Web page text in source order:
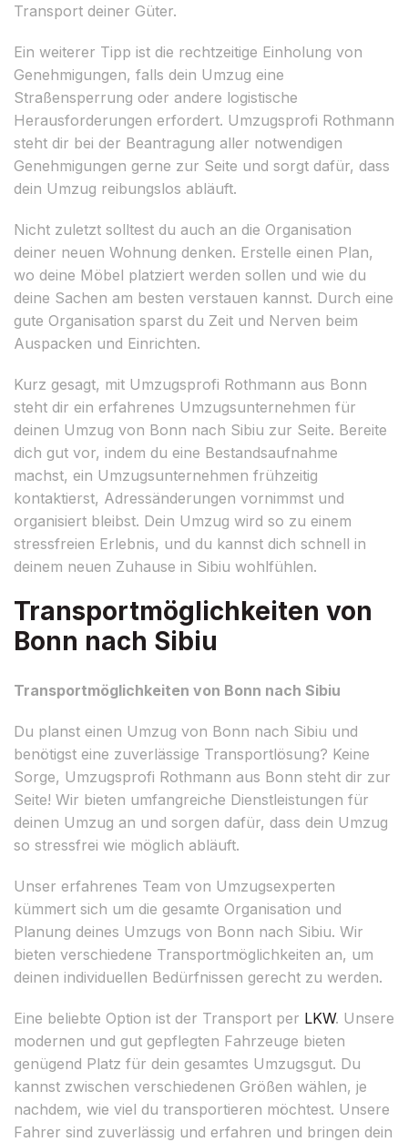
Transport deiner Güter.
Ein weiterer Tipp ist die rechtzeitige Einholung von
Genehmigungen, falls dein Umzug eine
Straßensperrung oder andere logistische
Herausforderungen erfordert. Umzugsprofi Rothmann
steht dir bei der Beantragung aller notwendigen
Genehmigungen gerne zur Seite und sorgt dafür, dass
dein Umzug reibungslos abläuft.
Nicht zuletzt solltest du auch an die Organisation
deiner neuen Wohnung denken. Erstelle einen Plan,
wo deine Möbel platziert werden sollen und wie du
deine Sachen am besten verstauen kannst. Durch eine
gute Organisation sparst du Zeit und Nerven beim
Auspacken und Einrichten.
Kurz gesagt, mit Umzugsprofi Rothmann aus Bonn
steht dir ein erfahrenes Umzugsunternehmen für
deinen Umzug von Bonn nach Sibiu zur Seite. Bereite
dich gut vor, indem du eine Bestandsaufnahme
machst, ein Umzugsunternehmen frühzeitig
kontaktierst, Adressänderungen vornimmst und
organisiert bleibst. Dein Umzug wird so zu einem
stressfreien Erlebnis, und du kannst dich schnell in
deinem neuen Zuhause in Sibiu wohlfühlen.
Transportmöglichkeiten von
Bonn nach Sibiu
Transportmöglichkeiten von Bonn nach Sibiu
Du planst einen Umzug von Bonn nach Sibiu und
benötigst eine zuverlässige Transportlösung? Keine
Sorge, Umzugsprofi Rothmann aus Bonn steht dir zur
Seite! Wir bieten umfangreiche Dienstleistungen für
deinen Umzug an und sorgen dafür, dass dein Umzug
so stressfrei wie möglich abläuft.
Unser erfahrenes Team von Umzugsexperten
kümmert sich um die gesamte Organisation und
Planung deines Umzugs von Bonn nach Sibiu. Wir
bieten verschiedene Transportmöglichkeiten an, um
deinen individuellen Bedürfnissen gerecht zu werden.
Eine beliebte Option ist der Transport per LKW. Unsere
modernen und gut gepflegten Fahrzeuge bieten
genügend Platz für dein gesamtes Umzugsgut. Du
kannst zwischen verschiedenen Größen wählen, je
nachdem, wie viel du transportieren möchtest. Unsere
Fahrer sind zuverlässig und erfahren und bringen dein